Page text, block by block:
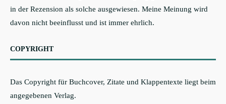
in der Rezension als solche ausgewiesen. Meine Meinung wird
davon nicht beeinflusst und ist immer ehrlich.
COPYRIGHT
Das Copyright für Buchcover, Zitate und Klappentexte liegt beim
angegebenen Verlag.